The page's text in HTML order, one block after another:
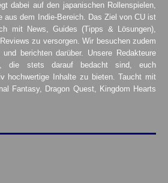
dabei auf den japanischen Rollenspielen,
aus dem Indie-Bereich. Das Ziel von CU ist
mit News, Guides (Tipps & Lösungen),
zu versorgen. Wir besuchen zudem
berichten darüber. Unsere Redakteure
die stets darauf bedacht sind, euch
hochwertige Inhalte zu bieten. Taucht mit
Fantasy, Dragon Quest, Kingdom Hearts